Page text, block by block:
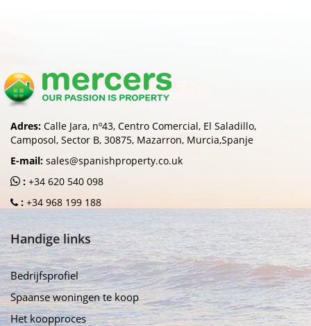
Adres: Calle Jara, nº43, Centro Comercial, El Saladillo,
Camposol, Sector B, 30875, Mazarron, Murcia,Spanje
E-mail: sales@spanishproperty.co.uk
: +34 620 540 098
: +34 968 199 188
Handige links
Bedrijfsprofiel
Spaanse woningen te koop
Het koopproces